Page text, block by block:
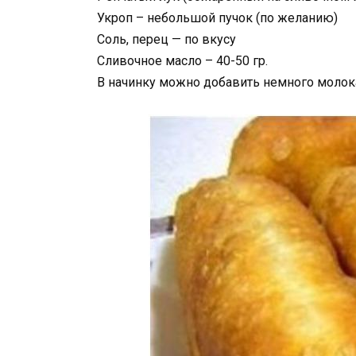
Укроп – небольшой пучок (по желанию)
Соль, перец — по вкусу
Сливочное масло – 40-50 гр.
В начинку можно добавить немного